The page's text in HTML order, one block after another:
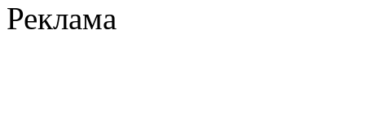
Реклама